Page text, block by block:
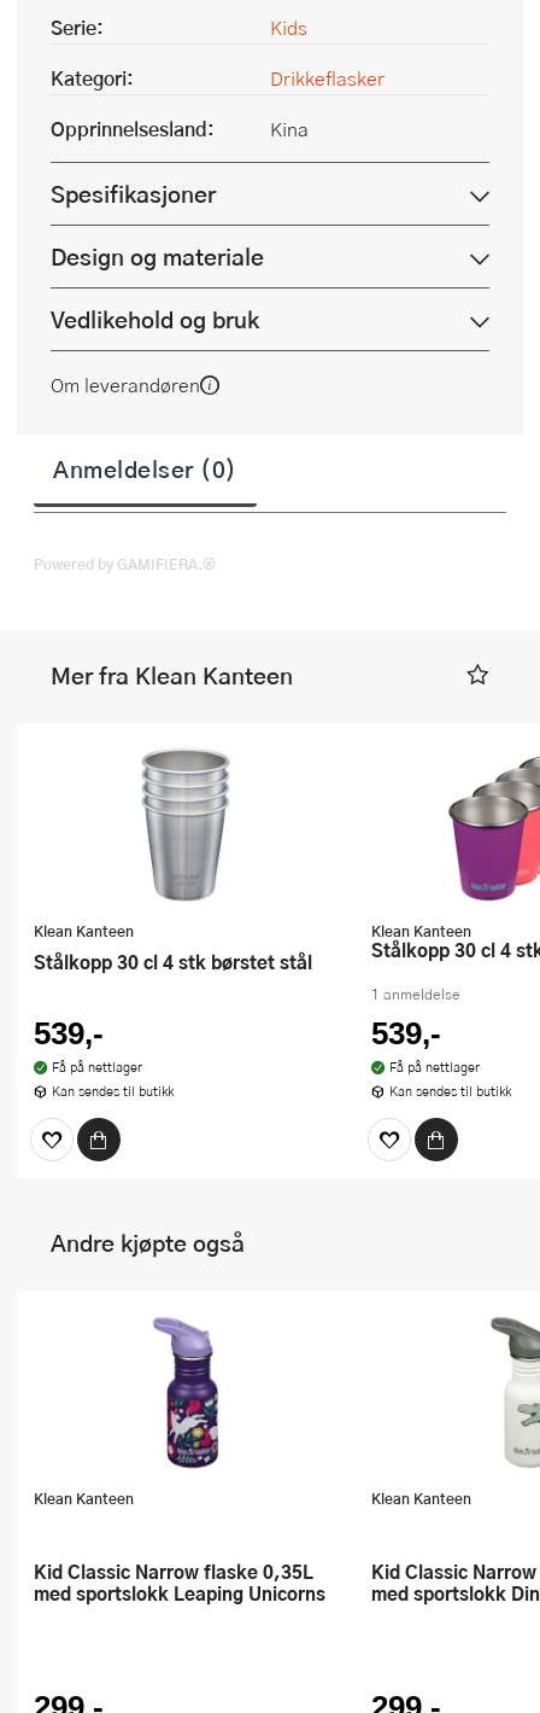
Serie:
Kids
Kategori:
Drikkeflasker
Opprinnelsesland:
Kina
Spesifikasjoner
Design og materiale
Vedlikehold og bruk
Om leverandøren
Anmeldelser (0)
Powered by GAMIFIERA.®
Mer fra Klean Kanteen
Klean Kanteen
Stålkopp 30 cl 4 stk børstet stål
539,-
Få på nettlager
Kan sendes til butikk
Klean Kanteen
Stålkopp 30 cl 4
1 anmeldelse
539,-
Få på nettlager
Kan sendes til butikk
Andre kjøpte også
Klean Kanteen
Kid Classic Narrow flaske 0,35L
med sportslokk Leaping Unicorns
Klean Kanteen
Kid Classic Narrow flaske 0,35L
med sportslokk